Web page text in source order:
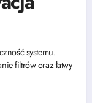
systemu.
filtrów oraz łatwy